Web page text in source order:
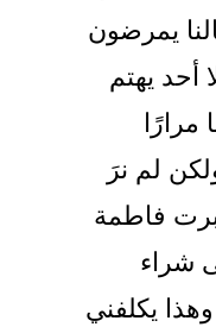
يمرضون
أحد يهتم
لم نرَ
فاطمة
شراء
يكلفني